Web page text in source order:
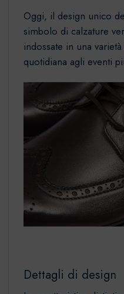
Oggi, il design unico
simbolo di calzature
indossate in una
quotidiana agli eventi
Dettagli di design